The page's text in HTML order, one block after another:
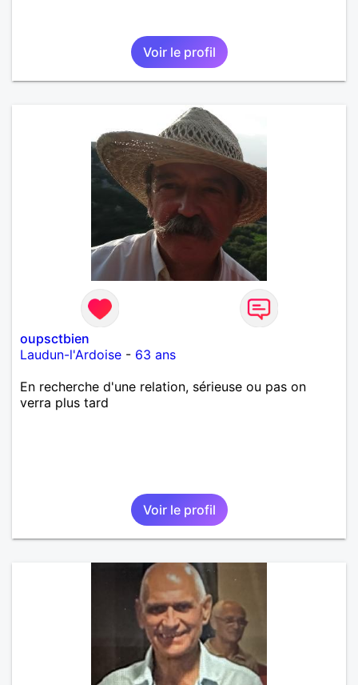
Voir le profil
oupsctbien
Laudun-l'Ardoise - 63 ans
En recherche d'une relation, sérieuse ou pas on
verra plus tard
Voir le profil